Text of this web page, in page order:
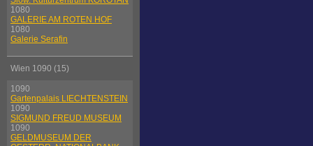
1080
GALERIE AM ROTEN HOF
1080
Galerie Serafin
Wien 1090 (15)
1090
Gartenpalais LIECHTENSTEIN
1090
SIGMUND FREUD MUSEUM
1090
GELDMUSEUM DER